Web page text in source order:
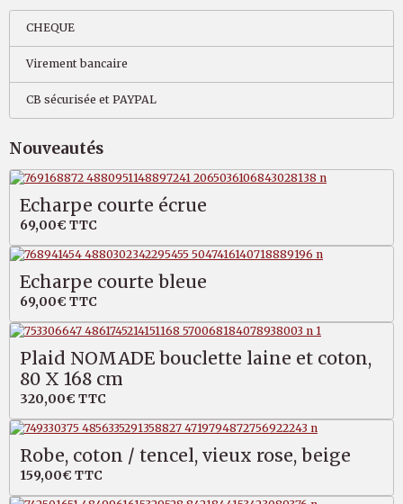
CHEQUE
Virement bancaire
CB sécurisée et PAYPAL
Nouveautés
Echarpe courte écrue
69,00€ TTC
Echarpe courte bleue
69,00€ TTC
Plaid NOMADE bouclette laine et coton,
80 X 168 cm
320,00€ TTC
Robe, coton / tencel, vieux rose, beige
159,00€ TTC